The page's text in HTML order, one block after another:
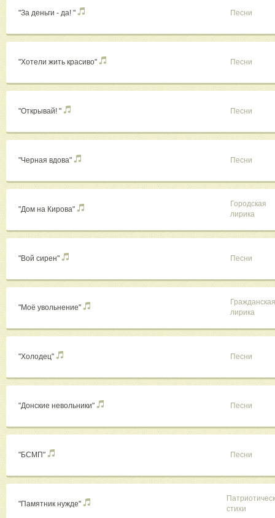
"За деньги - да! " Песни
"Хотели жить красиво" Песни
"Открывай! " Песни
"Черная вдова" Песни
"Дом на Кирова"
Городская
лирика
"Вой сирен" Песни
"Моë увольнение"
Гражданская
лирика
"Холодец" Песни
"Донские невольники" Песни
"БСМП" Песни
"Памятник нужде"
стихи